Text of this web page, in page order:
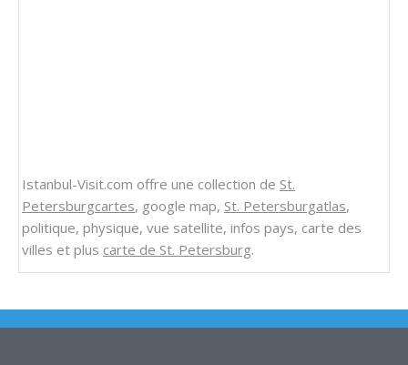
Istanbul-Visit.com offre une collection de St.
Petersburgcartes, google map, St. Petersburgatlas,
politique, physique, vue satellite, infos pays, carte des
villes et plus carte de St. Petersburg.